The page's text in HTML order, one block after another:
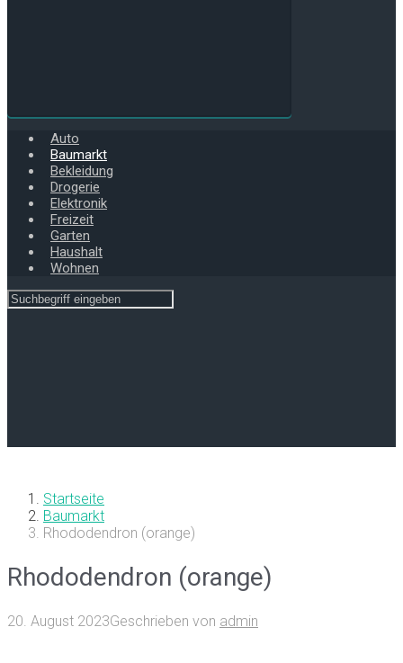
Auto
Baumarkt
Bekleidung
Drogerie
Elektronik
Freizeit
Garten
Haushalt
Wohnen
Startseite
Baumarkt
Rhododendron (orange)
Rhododendron (orange)
20. August 2023Geschrieben von admin